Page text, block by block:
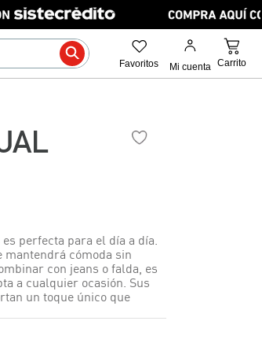
perfecta para el día a día.
mantendrá cómoda sin
con jeans o falda, es
a cualquier ocasión. Sus
un toque único que